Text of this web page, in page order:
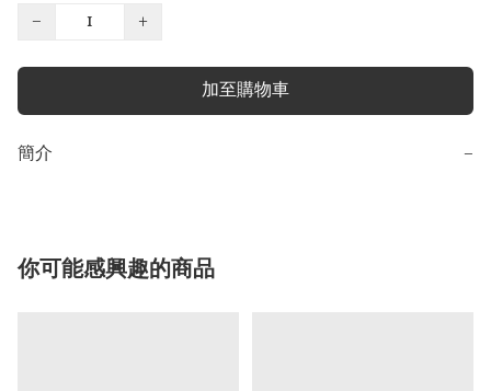
−
+
加至購物車
簡介 −
你可能感興趣的商品